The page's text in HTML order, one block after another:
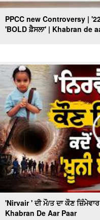
PPCC new Controversy |
'BOLD ਫ਼ੈਸਲਾ' | Khabran de
'Nirvair ' ਦੀ ਮੌ/ਤ ਦਾ ਕੌਣ
Khabran De Aar Paar